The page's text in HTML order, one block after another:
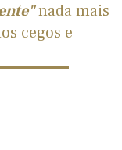
nada mais
cegos e